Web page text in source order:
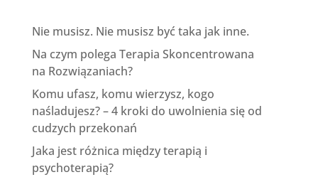
Nie musisz. Nie musisz być taka jak inne.
Na czym polega Terapia Skoncentrowana
na Rozwiązaniach?
Komu ufasz, komu wierzysz, kogo
naśladujesz? – 4 kroki do uwolnienia się od
cudzych przekonań
Jaka jest różnica między terapią i
psychoterapią?